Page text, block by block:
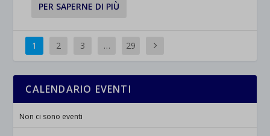
PER SAPERNE DI PIÙ
1 2 3 … 29
CALENDARIO EVENTI
Non ci sono eventi